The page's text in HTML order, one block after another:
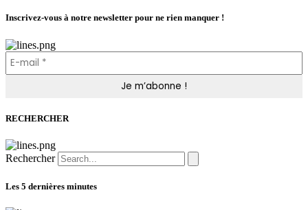
Inscrivez-vous à notre newsletter pour ne rien manquer !
RECHERCHER
Rechercher
Les 5 dernières minutes